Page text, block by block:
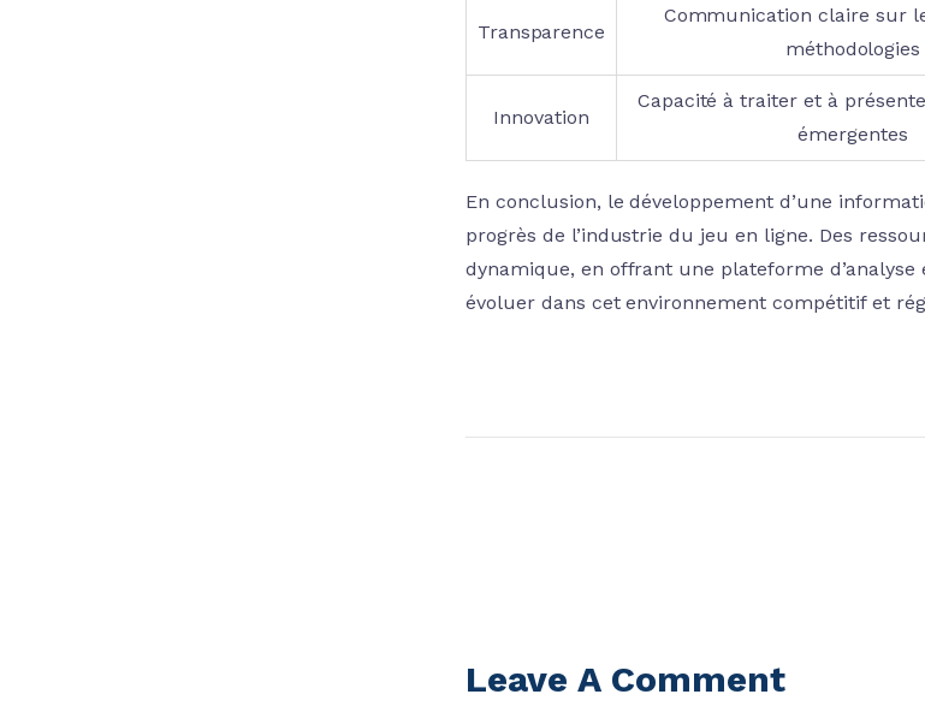
Transparence
Communication claire sur
méthodologies
Innovation
Capacité à traiter et à
émergentes
En conclusion, le développement d’une
progrès de l’industrie du jeu en ligne. Des
dynamique, en offrant une plateforme
évoluer dans cet environnement compétitif et
Leave A Comment